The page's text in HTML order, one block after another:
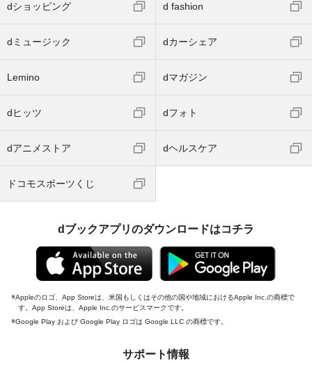
dショッピング d fashion
dミュージック dカーシェア
Lemino dマガジン
dヒッツ dフォト
dアニメストア dヘルスケア
ドコモスポーツくじ
dブックアプリのダウンロードはコチラ
Appleのロゴ、App Storeは、米国もしくはその他の国や地域におけるApple Inc.の商標で
す。App Storeは、Apple Inc.のサービスマークです。
Google Play および Google Play ロゴは Google LLC の商標です。
サポート情報